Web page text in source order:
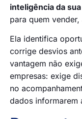
inteligência da
para quem
Ela identifica
corrige desvios
vantagem não
empresas: exige
no
dados informarem